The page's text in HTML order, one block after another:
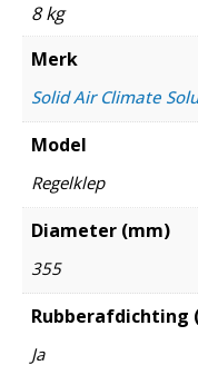
8 kg
Merk
Solid Air Climate
Model
Regelklep
Diameter (mm)
355
Rubberafdichting
Ja